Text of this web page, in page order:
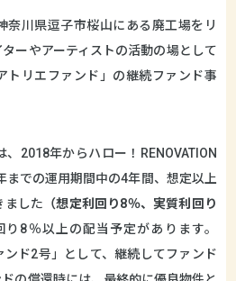
奈川県逗子市桜山にある廃工場をリ
ーやアーティストの活動の場として
トリエファンド」の継続ファンド事
、2018年からハロー！RENOVATION
までの運用期間中の4年間、想定以上
ました （想定利回り8％、実質利回り
8％以上の配当予定があります。
ンド2号」として、継続してファンド